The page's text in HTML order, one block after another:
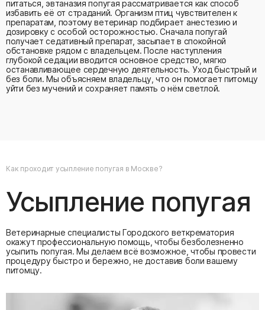
питаться, эвтаназия попугая рассматривается как способ
избавить её от страданий. Организм птиц чувствителен к
препаратам, поэтому ветеринар подбирает анестезию и
дозировку с особой осторожностью. Сначала попугай
получает седативный препарат, засыпает в спокойной
обстановке рядом с владельцем. После наступления
глубокой седации вводится основное средство, мягко
останавливающее сердечную деятельность. Уход быстрый и
без боли. Мы объясняем владельцу, что он помогает питомцу
уйти без мучений и сохраняет память о нём светлой.
Как проходит усыпление попугая в Москве?
Усыпление попугая
Ветеринарные специалисты Городского веткрематория
окажут профессиональную помощь, чтобы безболезненно
усыпить попугая. Мы делаем всё возможное, чтобы провести
процедуру быстро и бережно, не доставив боли вашему
питомцу.